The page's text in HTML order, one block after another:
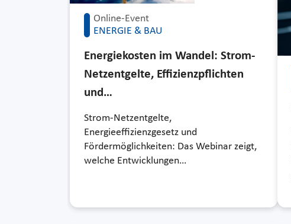
Online-Event
ENERGIE & BAU
Energiekosten im Wandel: Strom-
Netzentgelte, Effizienzpflichten
und…
Strom-Netzentgelte,
Energieeffizienzgesetz und
Fördermöglichkeiten: Das Webinar zeigt,
welche Entwicklungen…